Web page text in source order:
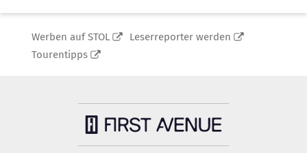
Werben auf STOL
Leserreporter werden
Tourentipps